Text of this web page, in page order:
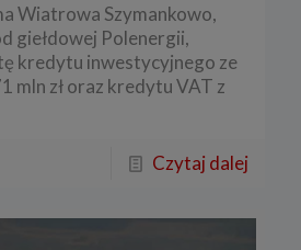
Wiatrowa Szymankowo,
giełdowej Polenergii,
kredytu inwestycyjnego ze
mln zł oraz kredytu VAT z
Czytaj dalej